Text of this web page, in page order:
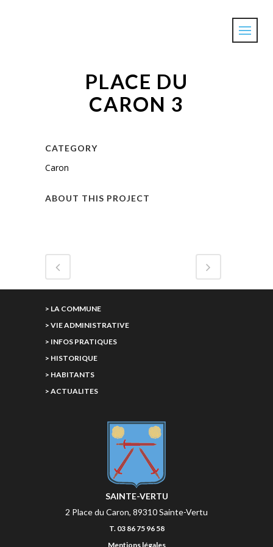
PLACE DU
CARON 3
CATEGORY
Caron
ABOUT THIS PROJECT
> LA COMMUNE
> VIE ADMINISTRATIVE
> INFOS PRATIQUES
> HISTORIQUE
> HABITANTS
> ACTUALITES
SAINTE-VERTU
2 Place du Caron, 89310 Sainte-Vertu
T. 03 86 75 96 58
Mentions légales